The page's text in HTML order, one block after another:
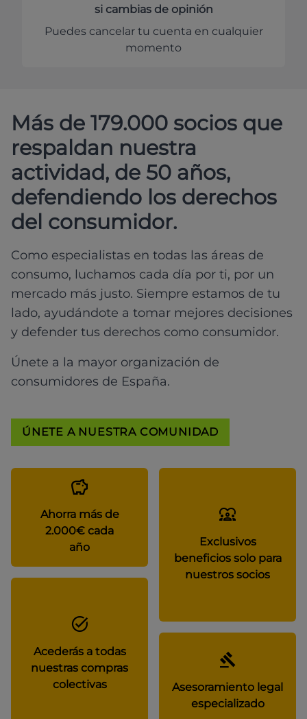
si cambias de opinión
Puedes cancelar tu cuenta en cualquier
momento
Más de 179.000 socios que
respaldan nuestra
actividad, de 50 años,
defendiendo los derechos
del consumidor.
Como especialistas en todas las áreas de
consumo, luchamos cada día por ti, por un
mercado más justo. Siempre estamos de tu
lado, ayudándote a tomar mejores decisiones
y defender tus derechos como consumidor.
Únete a la mayor organización de
consumidores de España.
ÚNETE A NUESTRA COMUNIDAD
Ahorra más de
2.000€ cada
año
Exclusivos
beneficios solo para
nuestros socios
Acederás a todas
nuestras compras
colectivas
Asesoramiento legal
especializado